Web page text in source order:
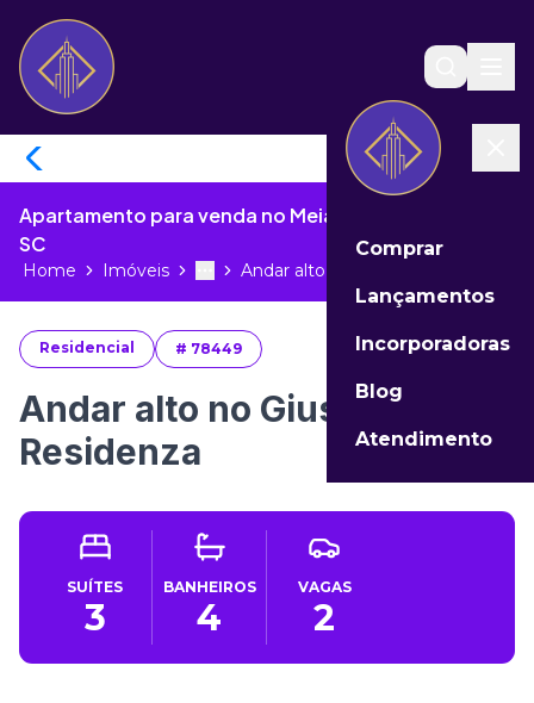
Comprar
Lançamentos
Incorporadoras
Blog
Atendimento
Apartamento para venda no Meia Praia de Itapema -
SC
Home Imóveis More
Toggle menu
Andar alto no Giusta Residenza...
Residencial # 78449
Andar alto no Giusta
Residenza
SUÍTES
3
BANHEIROS
4
VAGAS
2